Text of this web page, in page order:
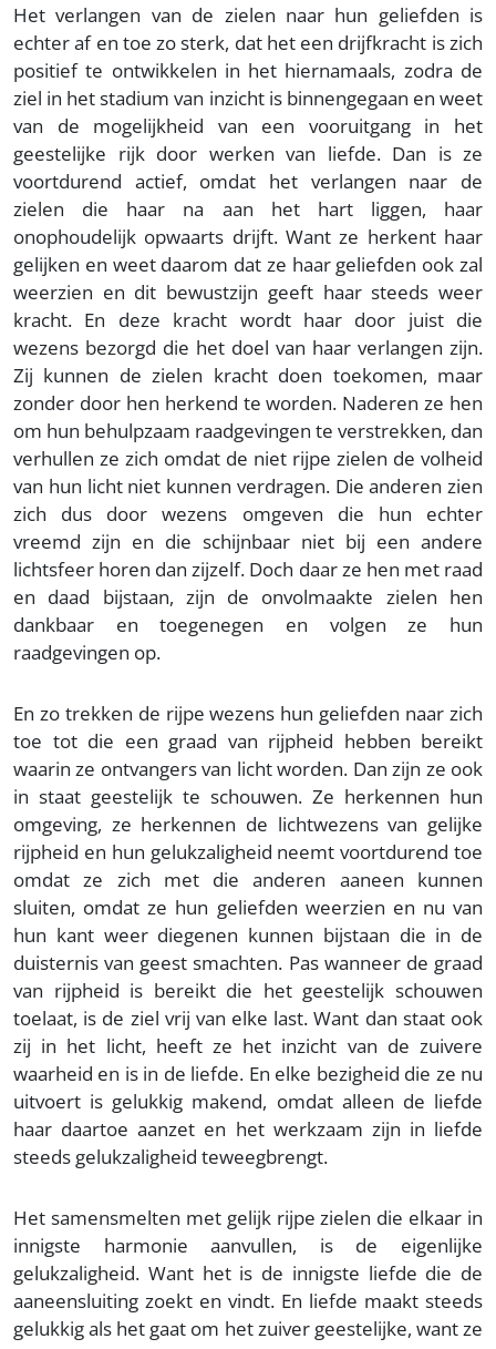
Het verlangen van de zielen naar hun geliefden is
echter af en toe zo sterk, dat het een drijfkracht is zich
positief te ontwikkelen in het hiernamaals, zodra de
ziel in het stadium van inzicht is binnengegaan en weet
van de mogelijkheid van een vooruitgang in het
geestelijke rijk door werken van liefde. Dan is ze
voortdurend actief, omdat het verlangen naar de
zielen die haar na aan het hart liggen, haar
onophoudelijk opwaarts drijft. Want ze herkent haar
gelijken en weet daarom dat ze haar geliefden ook zal
weerzien en dit bewustzijn geeft haar steeds weer
kracht. En deze kracht wordt haar door juist die
wezens bezorgd die het doel van haar verlangen zijn.
Zij kunnen de zielen kracht doen toekomen, maar
zonder door hen herkend te worden. Naderen ze hen
om hun behulpzaam raadgevingen te verstrekken, dan
verhullen ze zich omdat de niet rijpe zielen de volheid
van hun licht niet kunnen verdragen. Die anderen zien
zich dus door wezens omgeven die hun echter
vreemd zijn en die schijnbaar niet bij een andere
lichtsfeer horen dan zijzelf. Doch daar ze hen met raad
en daad bijstaan, zijn de onvolmaakte zielen hen
dankbaar en toegenegen en volgen ze hun
raadgevingen op.
En zo trekken de rijpe wezens hun geliefden naar zich
toe tot die een graad van rijpheid hebben bereikt
waarin ze ontvangers van licht worden. Dan zijn ze ook
in staat geestelijk te schouwen. Ze herkennen hun
omgeving, ze herkennen de lichtwezens van gelijke
rijpheid en hun gelukzaligheid neemt voortdurend toe
omdat ze zich met die anderen aaneen kunnen
sluiten, omdat ze hun geliefden weerzien en nu van
hun kant weer diegenen kunnen bijstaan die in de
duisternis van geest smachten. Pas wanneer de graad
van rijpheid is bereikt die het geestelijk schouwen
toelaat, is de ziel vrij van elke last. Want dan staat ook
zij in het licht, heeft ze het inzicht van de zuivere
waarheid en is in de liefde. En elke bezigheid die ze nu
uitvoert is gelukkig makend, omdat alleen de liefde
haar daartoe aanzet en het werkzaam zijn in liefde
steeds gelukzaligheid teweegbrengt.
Het samensmelten met gelijk rijpe zielen die elkaar in
innigste harmonie aanvullen, is de eigenlijke
gelukzaligheid. Want het is de innigste liefde die de
aaneensluiting zoekt en vindt. En liefde maakt steeds
gelukkig als het gaat om het zuiver geestelijke, want ze